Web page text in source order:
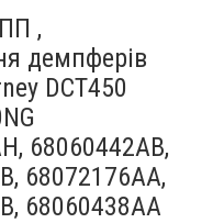
,
демпферів
DCT450
68060442AB,
68072176AA,
68060438AA